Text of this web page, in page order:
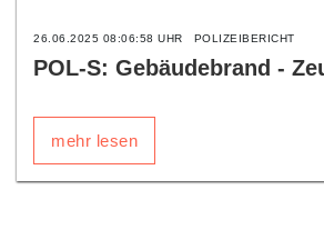
26.06.2025 08:06:58 UHR POLIZEIBERICHT
POL-S: Gebäudebrand -
mehr lesen